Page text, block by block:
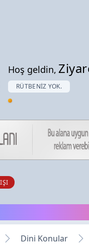
Hoş geldin,
RÜTBENIZ YOK.
Dini Konular